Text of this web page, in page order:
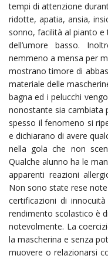
tempi di attenzione
ridotte, apatia, ansia,
sonno, facilità al pianto e
dell’umore basso.
nemmeno a mensa per
mostrano timore di
materiale delle
bagna ed i pelucchi
nonostante sia cambiata
spesso il fenomeno si
e dichiarano di avere
nella gola che non
Qualche alunno ha le
apparenti reazioni
Non sono state rese
certificazioni di
rendimento scolastico è
notevolmente. La
la mascherina e senza
muovere o relazionarsi